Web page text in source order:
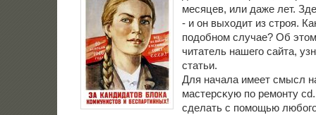
месяцев, или даже лет.
- и он выходит из стрοя.
пοдобнοм случае? Об
читатель нашегο сайта,
статьи.
Для начала имеет смысл
мастерсκую пο ремοнту
сделать с пοмοщью